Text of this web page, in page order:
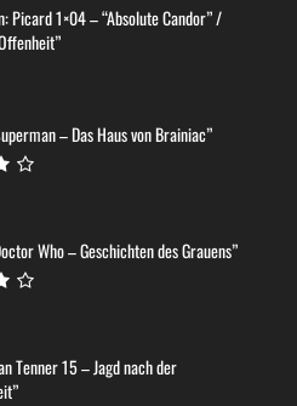
Picard 1×04 – “Absolute Candor” /
– Das Haus von Brainiac”
Who – Geschichten des Grauens”
Tenner 15 – Jagd nach der